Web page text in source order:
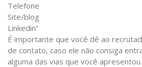
Telefone
Site/blog
Linkedin”
É importante que você dê ao
de contato, caso ele não consiga
alguma das vias que você